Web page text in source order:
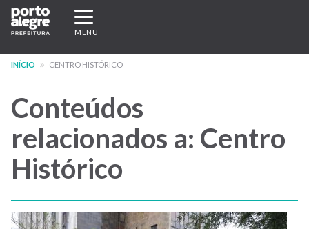
Pular
para
conteúdo
Expandir/recolher
navegação
MENU
INÍCIO CENTRO HISTÓRICO
Conteúdos
relacionados a: Centro
Histórico